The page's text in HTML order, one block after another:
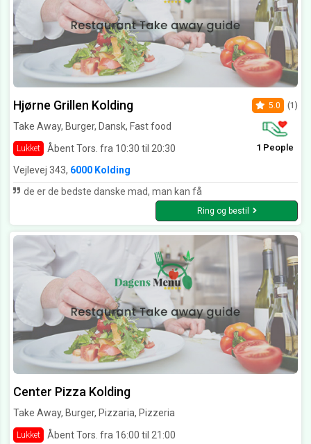
Hjørne Grillen Kolding
Take Away, Burger, Dansk, Fast food
Lukket Åbent Tors. fra 10:30 til 20:30
5.0 (1)
1 People
Vejlevej 343, 6000 Kolding
de er de bedste danske mad, man kan få
Ring og bestil
Center Pizza Kolding
Take Away, Burger, Pizzaria, Pizzeria
Lukket
Åbent Tors. fra 16:00 til 21:00